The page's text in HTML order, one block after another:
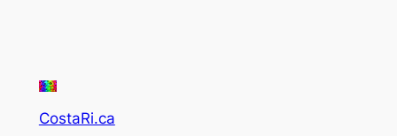
CostaRi.ca